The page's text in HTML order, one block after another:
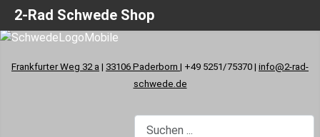
Frankfurter Weg 32 a | 33106 Paderborn | +49 5251/75370 | info@2-rad-
schwede.de
2-Rad Schwede Shop